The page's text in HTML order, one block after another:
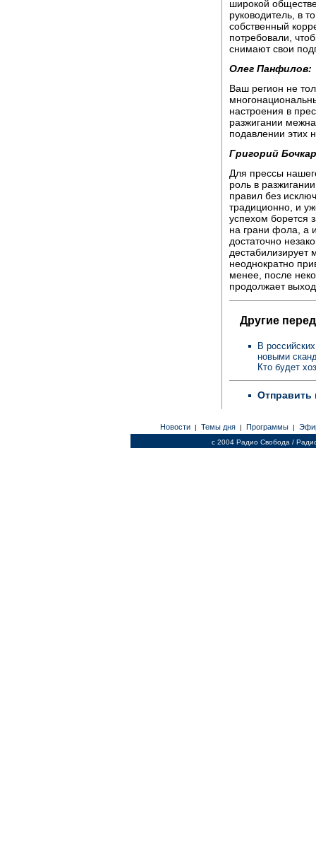
широкой
руководитель, в
собственный
потребовали,
снимают свои
Олег Панфилов:
Ваш регион не
настроения в
разжигании
подавлении этих
Григорий
Для прессы
роль в
правил без
традиционно, и
успехом борется
на грани фола, а
достаточно
дестабилизирует
неоднократно
менее, после
продолжает
Другие
В
новыми
Кто будет
Отправить
Новости | Темы дня | Программы |
c 2004 Радио Свобода /